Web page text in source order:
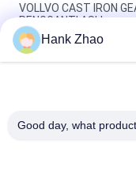
VOLLVO CAST IRON
PENGGANTI ASLI
VOLLVO CAST IRON
PENGGANTI ASLI
VOLLVO CAST IRON
Hank Zhao
Good day, what